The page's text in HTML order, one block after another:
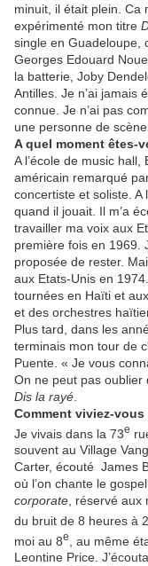
minuit, il était plein. Ca
expérimenté mon titre
single en Guadeloupe,
Georges Edouard
la batterie, Joby
Antilles. Je n’ai jamais
connue. Je n’ai pas
une personne de scène.
A quel moment êtes-
A l’école de music
américain remarqué
concertiste et soliste.
quand il jouait. Il m’a
travailler ma voix aux
première fois en 1969.
proposée de rester.
aux Etats-Unis en
tournées en Haïti et
et des orchestres
Plus tard, dans les
terminais mon tour de
Puente. « Je vous
On ne peut pas oublier
Dis la rayé
Comment viviez-vous
Je vivais dans la 73e
souvent au Village
Carter, écouté James
où l’on chante le
corporate , réservé
du bruit de 8 heures à
moi au 8e
, au même
Leontine Price.